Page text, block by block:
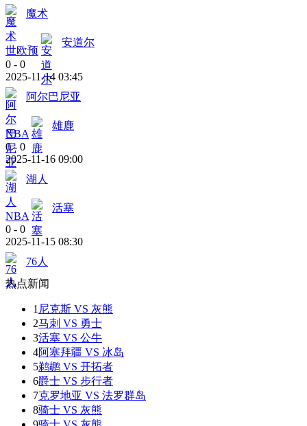
魔术
世欧预
安道尔
0 - 0
2025-11-14 03:45
阿尔巴尼亚
NBA
雄鹿
0 - 0
2025-11-16 09:00
湖人
NBA
活塞
0 - 0
2025-11-15 08:30
76人
热点新闻
1 尼克斯 VS 灰熊
2马刺 VS 勇士
3活塞 VS 公牛
4阿塞拜疆 VS 冰岛
5鹈鹕 VS 开拓者
6爵士 VS 步行者
7克罗地亚 VS 法罗群岛
8骑士 VS 灰熊